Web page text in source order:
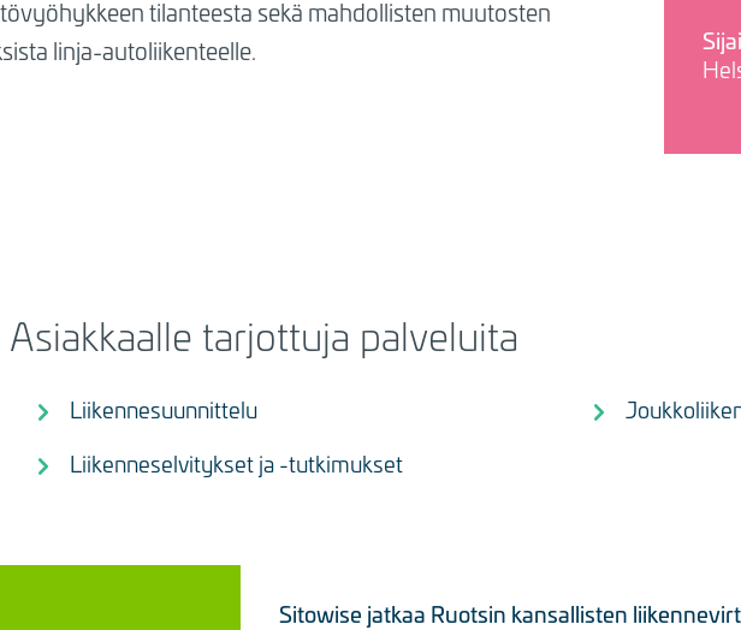
tilanteesta sekä mahdollisten muutosten
linja-autoliikenteelle.
Asiakkaalle tarjottuja palveluita
Liikennesuunnittelu
Liikenneselvitykset ja -tutkimukset
Sitowise jatkaa Ruotsin kansallisten